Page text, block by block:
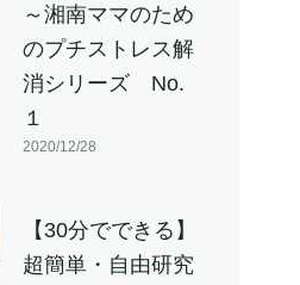
～湘南ママのため
のプチストレス解
消シリーズ No.
１
2020/12/28
【30分でできる】
超簡単・自由研究